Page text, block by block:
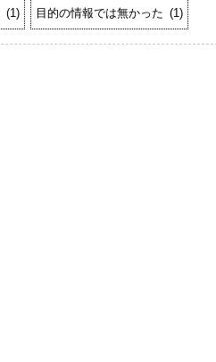
(1) 目的の情報では無かった (1)